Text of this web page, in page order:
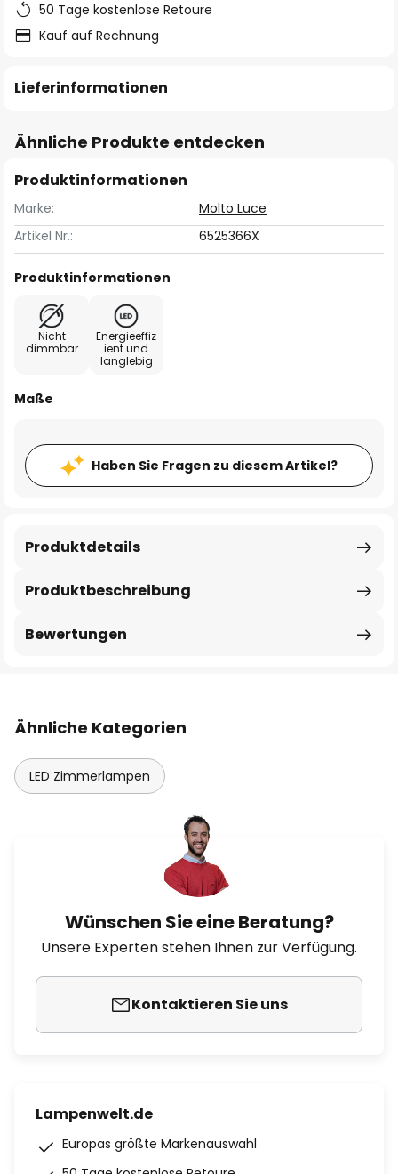
50 Tage kostenlose Retoure
Kauf auf Rechnung
Lieferinformationen
Ähnliche Produkte entdecken
Produktinformationen
Marke:
Molto Luce
Artikel Nr.:
6525366X
Produktinformationen
Nicht
dimmbar
Energieeffiz
ient und
langlebig
Maße
Haben Sie Fragen zu diesem Artikel?
Produktbeschreibung
Produktdetails
Bewertungen
Ähnliche Kategorien
LED Zimmerlampen
Wünschen Sie eine Beratung?
Unsere Experten stehen Ihnen zur Verfügung.
Kontaktieren Sie uns
Lampenwelt.de
Europas größte Markenauswahl